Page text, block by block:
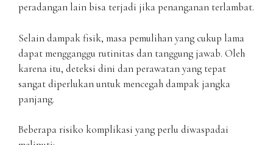
peradangan lain bisa terjadi jika penanganan terlambat.
Selain dampak fisik, masa pemulihan yang cukup lama
dapat mengganggu rutinitas dan tanggung jawab. Oleh
karena itu, deteksi dini dan perawatan yang tepat
sangat diperlukan untuk mencegah dampak jangka
panjang.
Beberapa risiko komplikasi yang perlu diwaspadai